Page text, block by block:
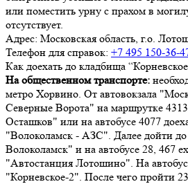
или поместить урну с прахом в
отсутствует.
Адрес: Московская область, г.о.
Телефон для справок: +7 495 150-36-
Как доехать до кладбища
На общественном транспорте:
метро Хорвино. От автовокзала
Северные Ворота" на маршрутке
Осташков" или на автобусе 4077
"Волоколамск - АЗС". Далее дойти
Волоколамск" и на автобусе 28, 467
"Автостанция Лотошино". На
"Корневское-2". После чего пройти